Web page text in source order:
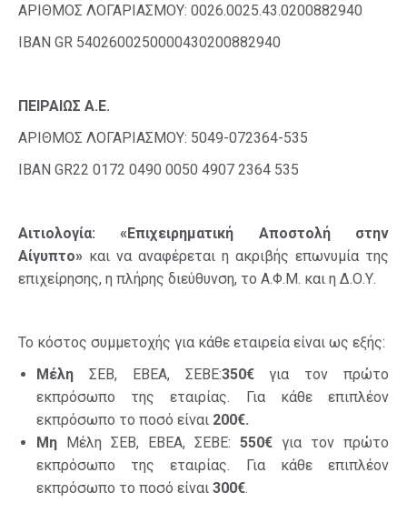
ΑΡΙΘΜΟΣ ΛΟΓΑΡΙΑΣΜΟΥ: 0026.0025.43.0200882940
ΙBAN GR 5402600250000430200882940
ΠΕΙΡΑΙΩΣ A.E.
ΑΡΙΘΜΟΣ ΛΟΓΑΡΙΑΣΜΟΥ: 5049-072364-535
IBAN GR22 0172 0490 0050 4907 2364 535
Αιτιολογία: «Επιχειρηματική Αποστολή στην
Αίγυπτο» και να αναφέρεται η ακριβής επωνυμία της
επιχείρησης, η πλήρης διεύθυνση, το Α.Φ.Μ. και η Δ.Ο.Υ.
Το κόστος συμμετοχής για κάθε εταιρεία είναι ως εξής:
Μέλη ΣΕΒ, ΕΒΕΑ, ΣΕΒΕ:350€για τον πρώτο
εκπρόσωπο της εταιρίας. Για κάθε επιπλέον
εκπρόσωπο το ποσό είναι 200€.
Μη Μέλη ΣΕΒ, ΕΒΕΑ, ΣΕΒΕ: 550€ για τον πρώτο
εκπρόσωπο της εταιρίας. Για κάθε επιπλέον
εκπρόσωπο το ποσό είναι 300€.